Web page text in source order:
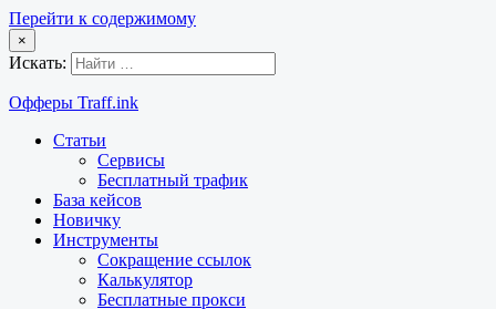
Перейти к содержимому
×
Искать:
Офферы Traff.ink
Статьи
Сервисы
Бесплатный трафик
База кейсов
Новичку
Инструменты
Сокращение ссылок
Калькулятор
Бесплатные прокси